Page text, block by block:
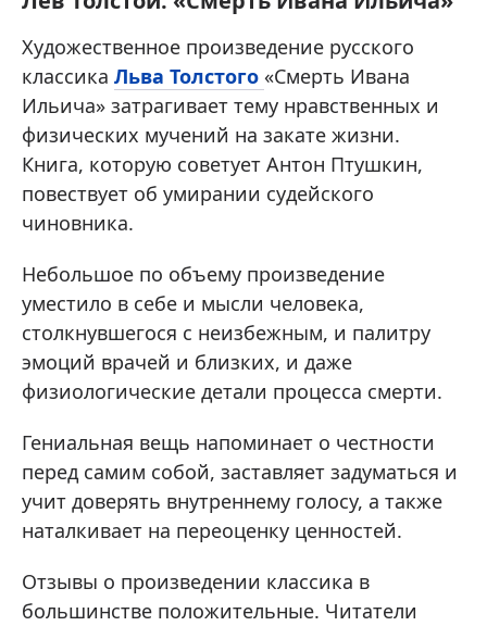
Художественное произведение русского
классика Льва Толстого «Смерть Ивана
Ильича» затрагивает тему нравственных и
физических мучений на закате жизни.
Книга, которую советует Антон Птушкин,
повествует об умирании судейского
чиновника.
Небольшое по объему произведение
уместило в себе и мысли человека,
столкнувшегося с неизбежным, и палитру
эмоций врачей и близких, и даже
физиологические детали процесса смерти.
Гениальная вещь напоминает о честности
перед самим собой, заставляет задуматься и
учит доверять внутреннему голосу, а также
наталкивает на переоценку ценностей.
Отзывы о произведении классика в
большинстве положительные. Читатели